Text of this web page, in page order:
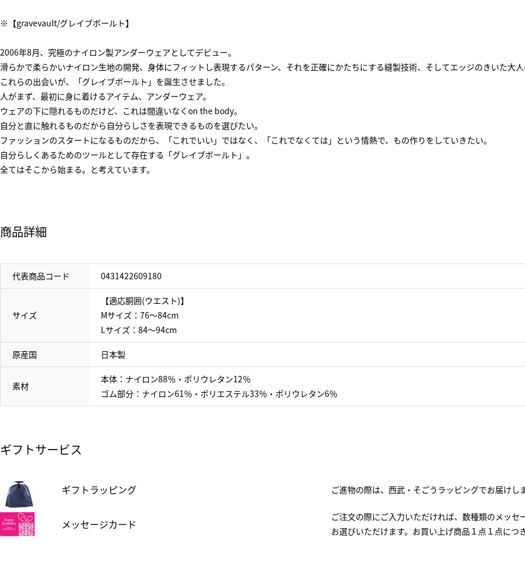
※【gravevault/グレイブボールト】
2006年8月、究極のナイロン製アンダーウェアとしてデビュー。
滑らかで柔らかいナイロン生地の開発、身体にフィットし表現するパターン、それを正確にかたちにする縫製技術、そしてエッジのきいた大人
これらの出会いが、「グレイブボールト」を誕生させました。
人がまず、最初に身に着けるアイテム、アンダーウェア。
ウェアの下に隠れるものだけど、これは間違いなくon the body。
自分と直に触れるものだから自分らしさを表現できるものを選びたい。
ファッションのスタートになるものだから、「これでいい」ではなく、「これでなくては」という情熱で、もの作りをしていきたい。
自分らしくあるためのツールとして存在する「グレイブボールト」。
全てはそこから始まる。と考えています。
商品詳細
代表商品コード 0431422609180
サイズ
【適応胴囲(ウエスト)】
Mサイズ：76～84cm
Lサイズ：84～94cm
原産国 日本製
素材
本体：ナイロン88％・ポリウレタン12％
ゴム部分：ナイロン61％・ポリエステル33％・ポリウレタン6％
ギフトサービス
ギフトラッピング ご進物の際は、西武・そごうラッピングでお届けしま
メッセージカード
ご注文の際にご入力いただければ、数種類のメッセ
お選びいただけます。お買い上げ商品１点１点につ